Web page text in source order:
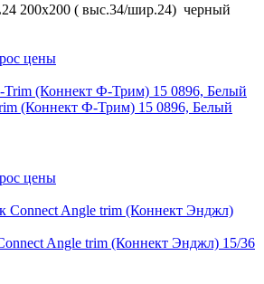
200х200 ( выс.34/шир.24) черный
цены
(Коннект Ф-Трим) 15 0896, Белый
цены
Angle trim (Коннект Энджл) 15/36